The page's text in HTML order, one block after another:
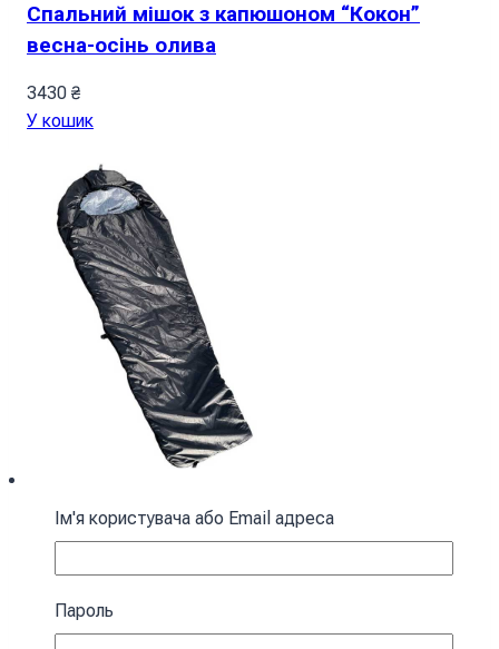
Спальний мішок з капюшоном “Кокон”
весна-осінь олива
3430 ₴
У кошик
Спальний мішок з капюшоном “Кокон”
зимовий чорний
4590₴
Ім'я користувача або Email адреса
Пароль